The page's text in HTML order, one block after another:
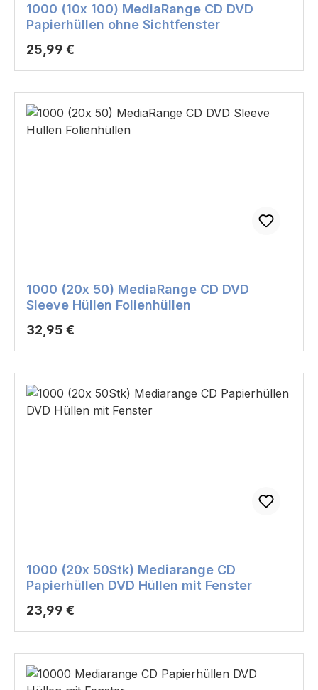
1000 (10x 100) MediaRange CD DVD
Papierhüllen ohne Sichtfenster
Regulärer Preis:
25,99 €
1000 (20x 50) MediaRange CD DVD
Sleeve Hüllen Folienhüllen
Regulärer Preis:
32,95 €
1000 (20x 50Stk) Mediarange CD
Papierhüllen DVD Hüllen mit Fenster
Regulärer Preis:
23,99 €